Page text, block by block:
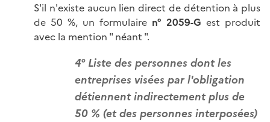
S'il n'existe aucun lien direct de détention à plus
de 50 %, un formulaire n° 2059-G est produit
avec la mention " néant ".
4° Liste des personnes dont les
entreprises visées par l'obligation
détiennent indirectement plus de
50 % (et des personnes interposées)